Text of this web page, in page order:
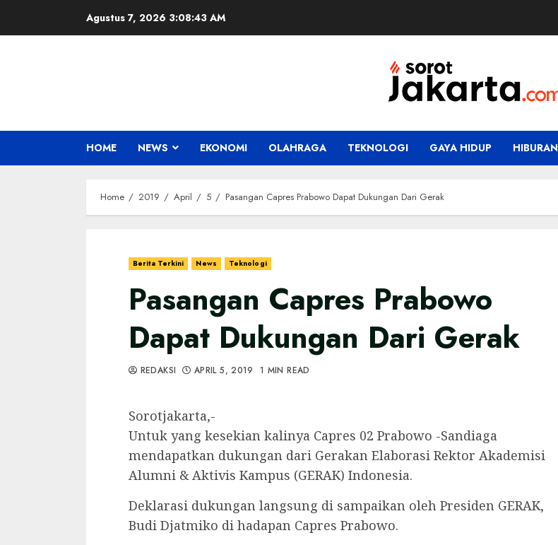
Agustus 7, 2026 3:08:44 AM
HOME NEWS EKONOMI OLAHRAGA TEKNOLOGI GAYA HIDUP HIBURAN
Home 2019 April 5 Pasangan Capres Prabowo Dapat Dukungan Dari Gerak
Berita Terkini News Teknologi
Pasangan Capres Prabowo
Dapat Dukungan Dari Gerak
REDAKSI APRIL 5, 2019 1 MIN READ
Sorotjakarta,-
Untuk yang kesekian kalinya Capres 02 Prabowo -Sandiaga
mendapatkan dukungan dari Gerakan Elaborasi Rektor Akademisi
Alumni & Aktivis Kampus (GERAK) Indonesia.
Deklarasi dukungan langsung di sampaikan oleh Presiden GERAK,
Budi Djatmiko di hadapan Capres Prabowo.